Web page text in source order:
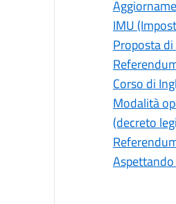
IMU
Proposta
Corso di
Modalità
(decreto